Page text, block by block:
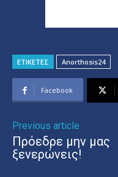
ΕΤΙΚΕΤΕΣ Anorthosis24
Facebook
Previous article
Πρόεδρε μην μας
ξενερώνεις!